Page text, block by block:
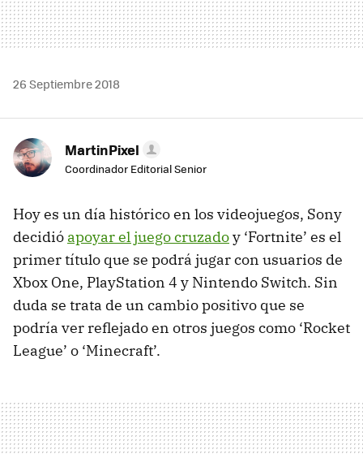
26 Septiembre 2018
MartinPixel
Coordinador Editorial Senior
Hoy es un día histórico en los videojuegos, Sony
decidió apoyar el juego cruzadoy ‘Fortnite’ es el
primer título que se podrá jugar con usuarios de
Xbox One, PlayStation 4 y Nintendo Switch. Sin
duda se trata de un cambio positivo que se
podría ver reflejado en otros juegos como ‘Rocket
League’ o ‘Minecraft’.